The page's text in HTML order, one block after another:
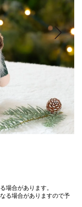
場合があります。
る場合がありますので予